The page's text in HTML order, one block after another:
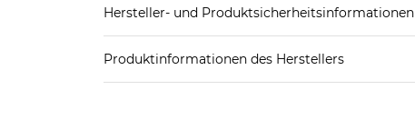
Spedition
Hersteller- und Produktsicherheitsinformationen
Bestseller Textilhandels GmbH
Produktinformationen des Herstellers